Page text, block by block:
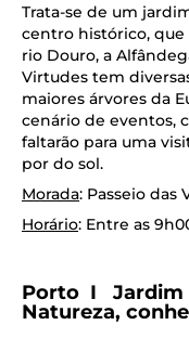
Trata-se de um
centro histórico,
rio Douro, a
Virtudes tem
maiores árvores da
cenário de eventos,
faltarão para uma
por do sol.
Morada: Passeio das
Horário: Entre as
Porto I Jardim
Natureza,